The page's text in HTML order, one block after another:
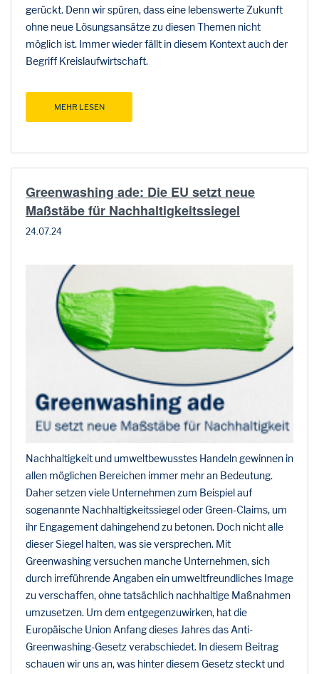
gerückt. Denn wir spüren, dass eine lebenswerte Zukunft
ohne neue Lösungsansätze zu diesen Themen nicht
möglich ist. Immer wieder fällt in diesem Kontext auch der
Begriff Kreislaufwirtschaft.
MEHR LESEN
Greenwashing ade: Die EU setzt neue
Maßstäbe für Nachhaltigkeitssiegel
24.07.24
Nachhaltigkeit und umweltbewusstes Handeln gewinnen in
allen möglichen Bereichen immer mehr an Bedeutung.
Daher setzen viele Unternehmen zum Beispiel auf
sogenannte Nachhaltigkeitssiegel oder Green-Claims, um
ihr Engagement dahingehend zu betonen. Doch nicht alle
dieser Siegel halten, was sie versprechen. Mit
Greenwashing versuchen manche Unternehmen, sich
durch irreführende Angaben ein umweltfreundliches Image
zu verschaffen, ohne tatsächlich nachhaltige Maßnahmen
umzusetzen. Um dem entgegenzuwirken, hat die
Europäische Union Anfang dieses Jahres das Anti-
Greenwashing-Gesetz verabschiedet. In diesem Beitrag
schauen wir uns an, was hinter diesem Gesetz steckt und